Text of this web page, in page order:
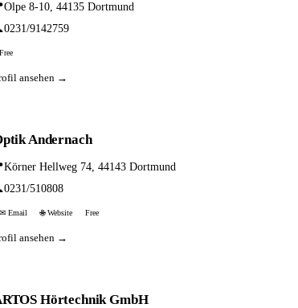
Olpe 8-10, 44135 Dortmund
0231/9142759
Free
ansehen →
Andernach
Körner Hellweg 74, 44143 Dortmund
0231/510808
✉ Email 🌐 Website Free
ansehen →
Hörtechnik GmbH